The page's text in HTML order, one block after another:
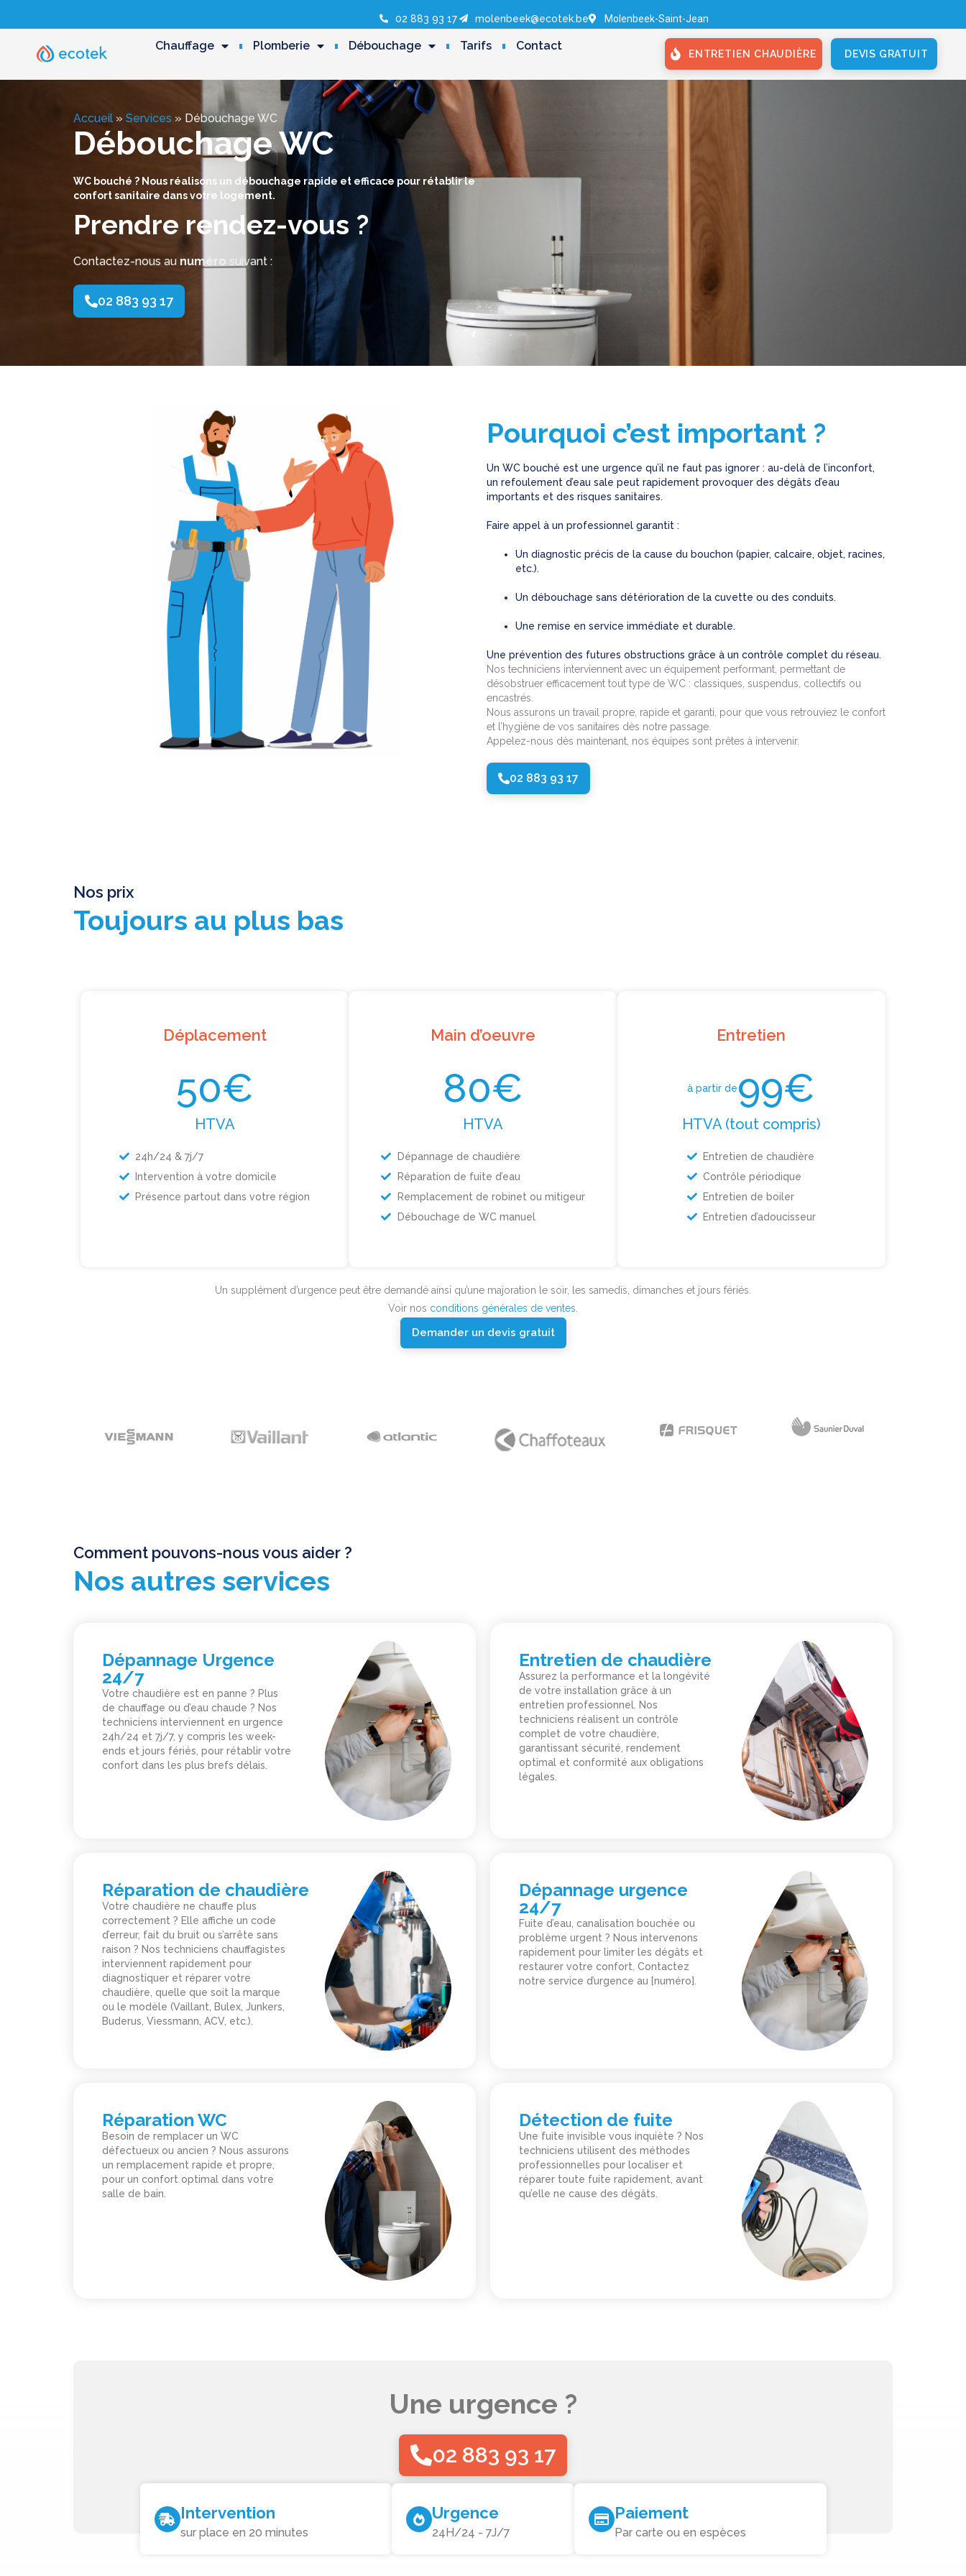
02 883 93 17 molenbeek@ecotek.be Molenbeek-Saint-Jean
Chauffage Plomberie Débouchage Tarifs Contact
ENTRETIEN CHAUDIÈRE DEVIS GRATUIT
Accueil » Services » Débouchage WC
Débouchage WC
WC bouché ? Nous réalisons un débouchage rapide et efficace pour rétablir le
confort sanitaire dans votre logement.
Prendre rendez-vous ?
Contactez-nous au numéro suivant :
02 883 93 17
Pourquoi c’est important ?
Un WC bouché est une urgence qu’il ne faut pas ignorer : au-delà de l’inconfort,
un refoulement d’eau sale peut rapidement provoquer des dégâts d’eau
importants et des risques sanitaires.
Faire appel à un professionnel garantit :
Un diagnostic précis de la cause du bouchon (papier, calcaire, objet, racines,
etc.).
Un débouchage sans détérioration de la cuvette ou des conduits.
Une remise en service immédiate et durable.
Une prévention des futures obstructions grâce à un contrôle complet du réseau.
Nos techniciens interviennent avec un équipement performant, permettant de
désobstruer efficacement tout type de WC : classiques, suspendus, collectifs ou
encastrés.
Nous assurons un travail propre, rapide et garanti, pour que vous retrouviez le confort
et l’hygiène de vos sanitaires dès notre passage.
Appelez-nous dès maintenant, nos équipes sont prêtes à intervenir.
02 883 93 17
Nos prix
Toujours au plus bas
Déplacement
50€
HTVA
24h/24 & 7j/7
Intervention à votre domicile
Présence partout dans votre région
Main d’oeuvre
80€
HTVA
Dépannage de chaudière
Réparation de fuite d’eau
Remplacement de robinet ou mitigeur
Débouchage de WC manuel
Entretien
à partir de99€
HTVA (tout compris)
Entretien de chaudière
Contrôle périodique
Entretien de boiler
Entretien d’adoucisseur
Un supplément d’urgence peut être demandé ainsi qu’une majoration le soir, les samedis, dimanches et jours fériés.
Voir nos conditions générales de ventes.
Demander un devis gratuit
Comment pouvons-nous vous aider ?
Nos autres services
Dépannage Urgence
24/7
Votre chaudière est en panne ? Plus
de chauffage ou d’eau chaude ? Nos
techniciens interviennent en urgence
24h/24 et 7j/7, y compris les week-
ends et jours fériés, pour rétablir votre
confort dans les plus brefs délais.
Entretien de chaudière
Assurez la performance et la longévité
de votre installation grâce à un
entretien professionnel. Nos
techniciens réalisent un contrôle
complet de votre chaudière,
garantissant sécurité, rendement
optimal et conformité aux obligations
légales.
Réparation de chaudière
Votre chaudière ne chauffe plus
correctement ? Elle affiche un code
d’erreur, fait du bruit ou s’arrête sans
raison ? Nos techniciens chauffagistes
interviennent rapidement pour
diagnostiquer et réparer votre
chaudière, quelle que soit la marque
ou le modèle (Vaillant, Bulex, Junkers,
Buderus, Viessmann, ACV, etc.).
Dépannage urgence
24/7
Fuite d’eau, canalisation bouchée ou
problème urgent ? Nous intervenons
rapidement pour limiter les dégâts et
restaurer votre confort. Contactez
notre service d’urgence au [numéro].
Réparation WC
Besoin de remplacer un WC
défectueux ou ancien ? Nous assurons
un remplacement rapide et propre,
pour un confort optimal dans votre
salle de bain.
Détection de fuite
Une fuite invisible vous inquiète ? Nos
techniciens utilisent des méthodes
professionnelles pour localiser et
réparer toute fuite rapidement, avant
qu’elle ne cause des dégâts.
Une urgence ?
02 883 93 17
Intervention
sur place en 20 minutes
Urgence
24H/24 - 7J/7
Paiement
Par carte ou en espèces